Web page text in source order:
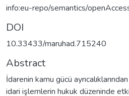
info:eu-repo/semantics/
DOI
10.33433/maruhad.715240
Abstract
İdarenin kamu gücü
idari işlemlerin hukuk düzeninde